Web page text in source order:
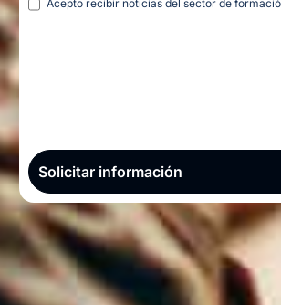
Acepto recibir noticias del sector de